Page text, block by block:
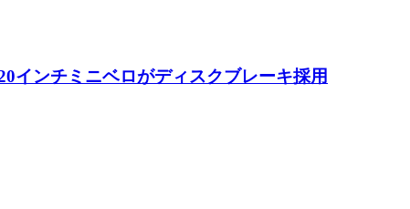
インチミニベロがディスクブレーキ採用